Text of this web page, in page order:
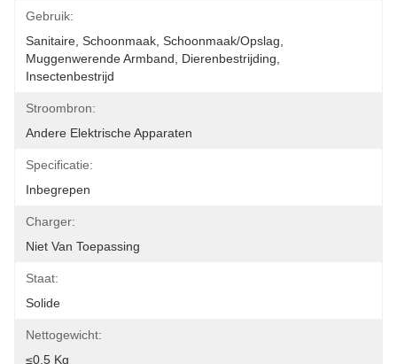
Gebruik:
Sanitaire, Schoonmaak, Schoonmaak/opslag,
Muggenwerende Armband, Dierenbestrijding,
Insectenbestrijd
Stroombron:
Andere Elektrische Apparaten
Specificatie:
Inbegrepen
Charger:
Niet Van Toepassing
Staat:
Solide
Nettogewicht:
≤0,5 Kg